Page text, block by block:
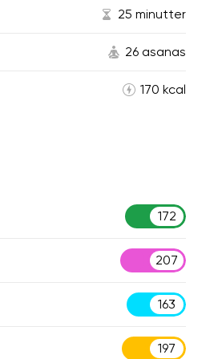
25 minutter
26 asanas
170 kcal
172
207
163
197